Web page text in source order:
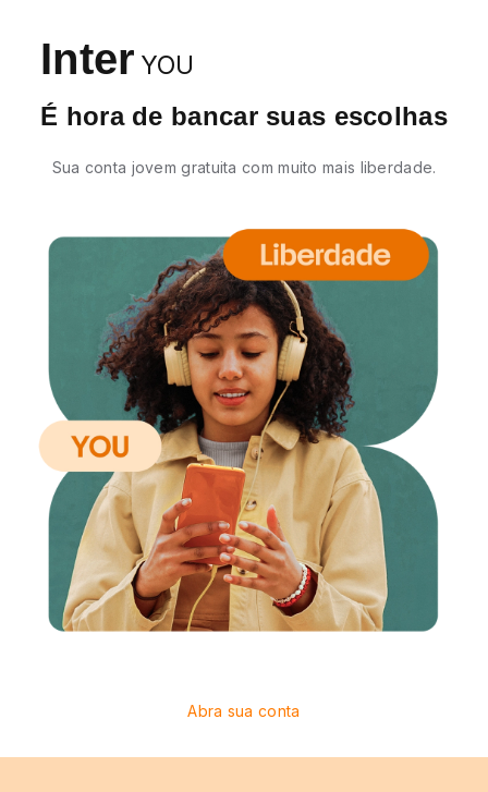
Inter YOU
É hora de bancar suas escolhas
Sua conta jovem gratuita com muito mais liberdade.
Abra sua conta